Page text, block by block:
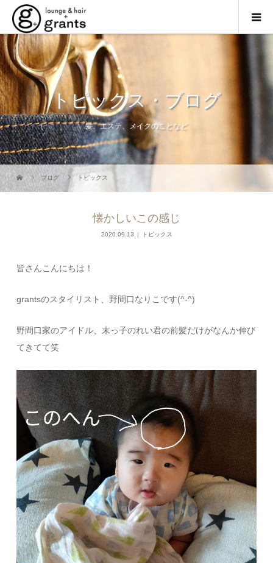
トピックス・ブログ
髪、エステ、メイクのことなど
ブログ トピックス
懐かしいこの感じ
2020.09.13 トピックス
皆さんこんにちは！
grantsのスタイリスト、野間口なりこです(^-^)
野間口家のアイドル、末っ子のれい君の前髪だけがなんか伸び
てきてて笑